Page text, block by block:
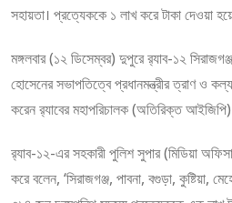
সহায়তা। প্রত্যেককে ১ লাখ করে টাকা দেওয়া
মঙ্গলবার (১২ ডিসেম্বর) দুপুরে র‌্যাব-১২
হোসেনের সভাপতিত্বে প্রধানমন্ত্রীর ত্রাণ ও
করেন র‌্যাবের মহাপরিচালক (অতিরিক্ত
র‌্যাব-১২-এর সহকারী পুলিশ সুপার (মিডিয়া
করে বলেন, ‘সিরাজগঞ্জ, পাবনা, বগুড়া, কুষ্টিয়া,